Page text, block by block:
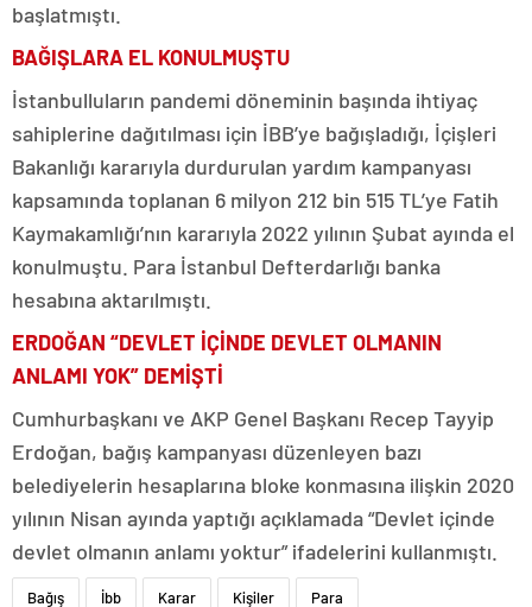
başlatmıştı.
BAĞIŞLARA EL KONULMUŞTU
İstanbulluların pandemi döneminin başında ihtiyaç
sahiplerine dağıtılması için İBB’ye bağışladığı, İçişleri
Bakanlığı kararıyla durdurulan yardım kampanyası
kapsamında toplanan 6 milyon 212 bin 515 TL’ye Fatih
Kaymakamlığı’nın kararıyla 2022 yılının Şubat ayında el
konulmuştu. Para İstanbul Defterdarlığı banka
hesabına aktarılmıştı.
ERDOĞAN “DEVLET İÇİNDE DEVLET OLMANIN
ANLAMI YOK” DEMİŞTİ
Cumhurbaşkanı ve AKP Genel Başkanı Recep Tayyip
Erdoğan, bağış kampanyası düzenleyen bazı
belediyelerin hesaplarına bloke konmasına ilişkin 2020
yılının Nisan ayında yaptığı açıklamada “Devlet içinde
devlet olmanın anlamı yoktur” ifadelerini kullanmıştı.
Bağış İbb Karar Kişiler Para